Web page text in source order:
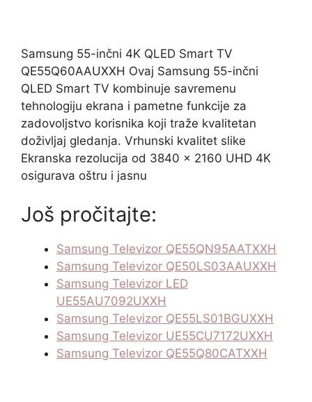
Samsung 55-inčni 4K QLED Smart TV
QE55Q60AAUXXH Ovaj Samsung 55-inčni
QLED Smart TV kombinuje savremenu
tehnologiju ekrana i pametne funkcije za
zadovoljstvo korisnika koji traže kvalitetan
doživljaj gledanja. Vrhunski kvalitet slike
Ekranska rezolucija od 3840 x 2160 UHD 4K
osigurava oštru i jasnu
Još pročitajte:
Samsung Televizor QE55QN95AATXXH
Samsung Televizor QE50LS03AAUXXH
Samsung Televizor LED
UE55AU7092UXXH
Samsung Televizor QE55LS01BGUXXH
Samsung Televizor UE55CU7172UXXH
Samsung Televizor QE55Q80CATXXH